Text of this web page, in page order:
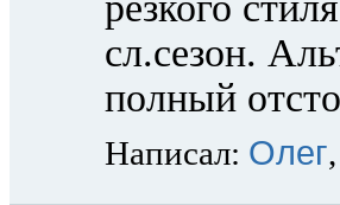
сл.сезон.
полный
Написал: Олег